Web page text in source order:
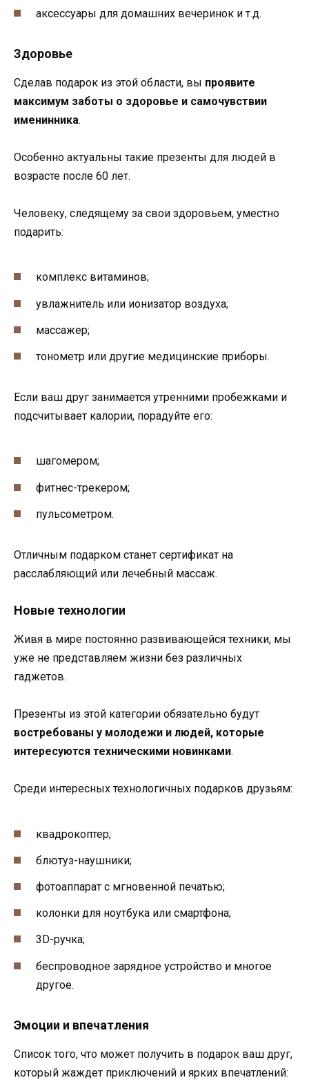
аксессуары для домашних вечеринок и т.д.
Здоровье
Сделав подарок из этой области, вы проявите
максимум заботы о здоровье и самочувствии
именинника.
Особенно актуальны такие презенты для людей в
возрасте после 60 лет.
Человеку, следящему за свои здоровьем, уместно
подарить:
комплекс витаминов;
увлажнитель или ионизатор воздуха;
массажер;
тонометр или другие медицинские приборы.
Если ваш друг занимается утренними пробежками и
подсчитывает калории, порадуйте его:
шагомером;
фитнес-трекером;
пульсометром.
Отличным подарком станет сертификат на
расслабляющий или лечебный массаж.
Новые технологии
Живя в мире постоянно развивающейся техники, мы
уже не представляем жизни без различных
гаджетов.
Презенты из этой категории обязательно будут
востребованы у молодежи и людей, которые
интересуются техническими новинками.
Среди интересных технологичных подарков друзьям:
квадрокоптер;
блютуз-наушники;
фотоаппарат с мгновенной печатью;
колонки для ноутбука или смартфона;
3D-ручка;
беспроводное зарядное устройство и многое
другое.
Эмоции и впечатления
Список того, что может получить в подарок ваш друг,
который жаждет приключений и ярких впечатлений: